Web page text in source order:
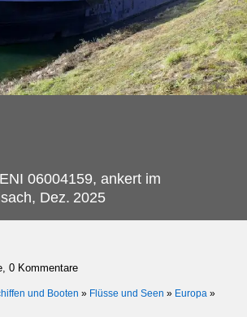
06004159, ankert im
Dez. 2025
0 Kommentare
und Booten » Flüsse und Seen » Europa »